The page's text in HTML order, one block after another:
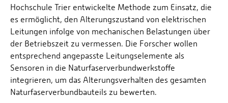
Hochschule Trier entwickelte Methode zum Einsatz, die
es ermöglicht, den Alterungszustand von elektrischen
Leitungen infolge von mechanischen Belastungen über
der Betriebszeit zu vermessen. Die Forscher wollen
entsprechend angepasste Leitungselemente als
Sensoren in die Naturfaserverbundwerkstoffe
integrieren, um das Alterungsverhalten des gesamten
Naturfaserverbundbauteils zu bewerten.